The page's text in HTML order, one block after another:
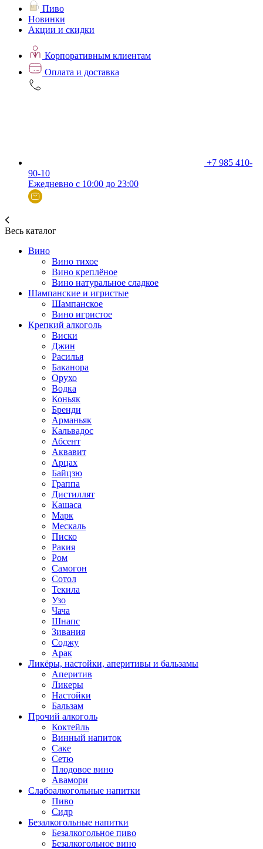
Пиво
Новинки
Акции и скидки
Корпоративным клиентам
Оплата и доставка
+7 985 410-
90-10
Ежедневно с 10:00 до 23:00
Весь каталог
Вино
Вино тихое
Вино креплёное
Вино натуральное сладкое
Шампанские и игристые
Шампанское
Вино игристое
Крепкий алкоголь
Виски
Джин
Расилья
Баканора
Орухо
Водка
Коньяк
Бренди
Арманьяк
Кальвадос
Абсент
Аквавит
Арцах
Байцзю
Граппа
Дистиллят
Кашаса
Марк
Мескаль
Писко
Ракия
Ром
Самогон
Сотол
Текила
Узо
Чача
Шнапс
Зивания
Соджу
Арак
Ликёры, настойки, аперитивы и бальзамы
Аперитив
Ликеры
Настойки
Бальзам
Прочий алкоголь
Коктейль
Винный напиток
Саке
Сетю
Плодовое вино
Авамори
Слабоалкогольные напитки
Пиво
Сидр
Безалкогольные напитки
Безалкогольное пиво
Безалкогольное вино